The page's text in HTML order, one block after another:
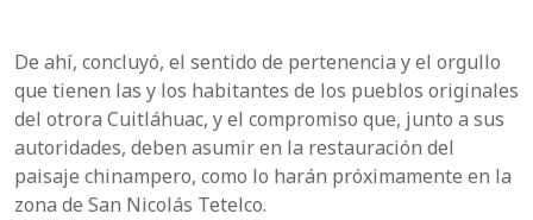
De ahí, concluyó, el sentido de pertenencia y el orgullo
que tienen las y los habitantes de los pueblos originales
del otrora Cuitláhuac, y el compromiso que, junto a sus
autoridades, deben asumir en la restauración del
paisaje chinampero, como lo harán próximamente en la
zona de San Nicolás Tetelco.